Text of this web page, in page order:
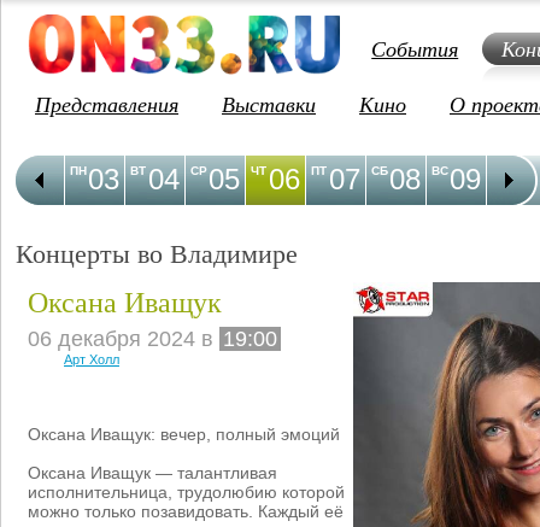
События
Представления
Выставки Кино О
03
ПН 04
ВТ 05
СР 06
ЧТ 07
ПТ 08
СБ 09
ВС 10
ПН
Концерты во Владимире
Оксана Иващук
06 декабря 2024 в 19:00
Арт Холл
Оксана Иващук: вечер, полный эмоций
Оксана Иващук — талантливая
исполнительница, трудолюбию которой
можно только позавидовать. Каждый её